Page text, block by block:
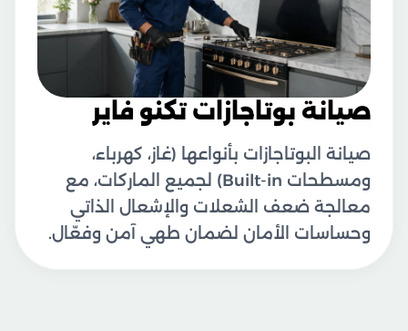
صيانة بوتاجازات تكنو فاير
صيانة البوتاجازات بأنواعها (غاز، كهرباء،
ومسطحات Built-in) لجميع الماركات، مع
معالجة ضعف الشعلات والإشعال الذاتي
وحساسات الأمان لضمان طهي آمن وفعّال.